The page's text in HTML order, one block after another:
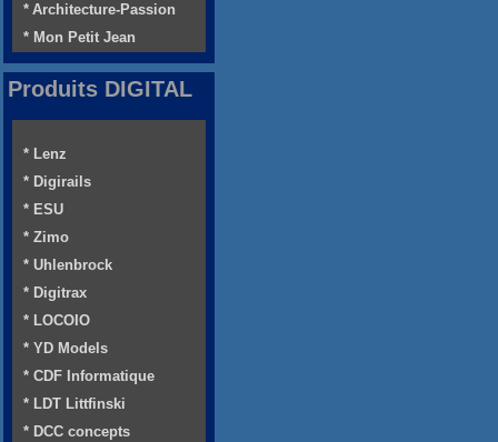
* Architecture-Passion
* Mon Petit Jean
Produits DIGITAL
* Lenz
* Digirails
* ESU
* Zimo
* Uhlenbrock
* Digitrax
* LOCOIO
* YD Models
* CDF Informatique
* LDT Littfinski
* DCC concepts